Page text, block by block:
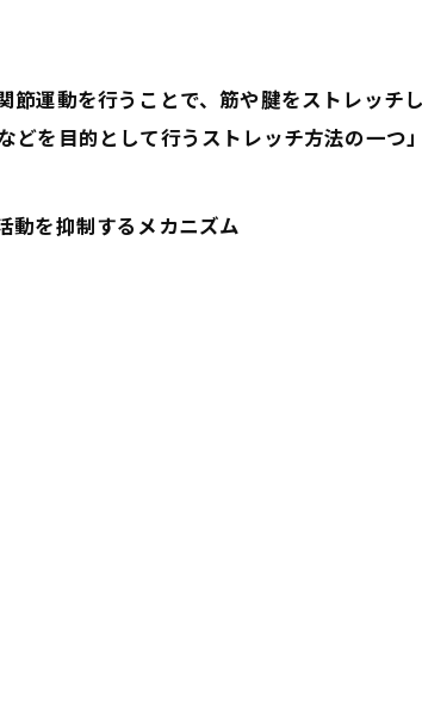
節運動を行うことで、筋や腱をストレッチ
を目的として行うストレッチ方法の一つ」
動を抑制するメカニズム